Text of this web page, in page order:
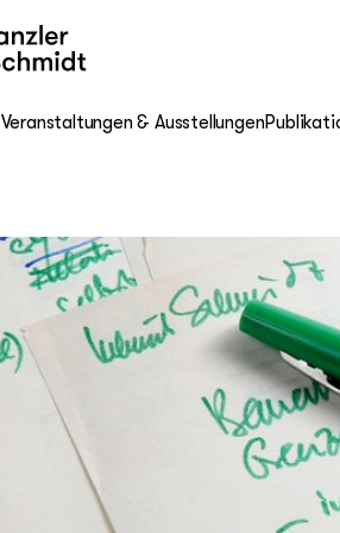
Veranstaltungen & Ausstellungen